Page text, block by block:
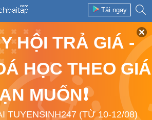
Tải ngay
HỘI TRẢ GIÁ -
HỌC THEO GIÁ
MUỐN❗
TUYENSINH247 (TỪ 10-12/08)